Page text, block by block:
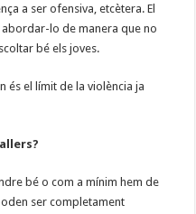
a ser ofensiva, etcètera. El
lo de manera que no
bé els joves.
és el límit de la violència ja
bé o com a mínim hem de
ser completament